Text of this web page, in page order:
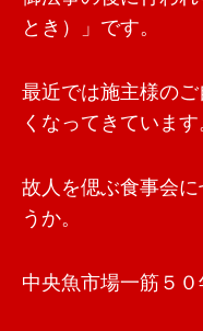
とき）」です。
最近では施主様の
くなってきています
故人を偲ぶ食事会
うか。
中央魚市場一筋５０